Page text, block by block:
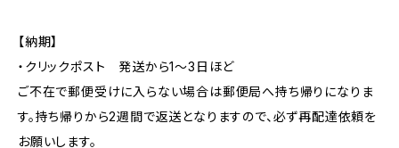
【納期】
・クリックポスト 発送から1〜3日ほど
ご不在で郵便受けに入らない場合は郵便局へ持ち帰りになりま
す。持ち帰りから2週間で返送となりますので、必ず再配達依頼を
お願いします。